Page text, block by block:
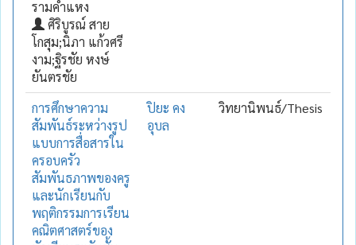
รามคำแหง
ศิริบูรณ์ สาย
โกสุม;นิภา แก้วศรี
งาม;ฐิรชัย หงษ์
ยันตรชัย
การศึกษาความ
สัมพันธ์ระหว่างรูป
แบบการสื่อสารใน
ครอบครัว
สัมพันธภาพของครู
และนักเรียนกับ
พฤติกรรมการเรียน
คณิตศาสตร์ของ
ปิยะ คง
อุบล
วิทยานิพนธ์/Thesis